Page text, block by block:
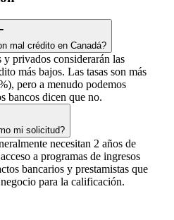
mal crédito en Canadá?
y privados considerarán las
más bajos. Las tasas son más
pero a menudo podemos
bancos dicen que no.
mi solicitud?
necesitan 2 años de
a programas de ingresos
bancarios y prestamistas que
para la calificación.